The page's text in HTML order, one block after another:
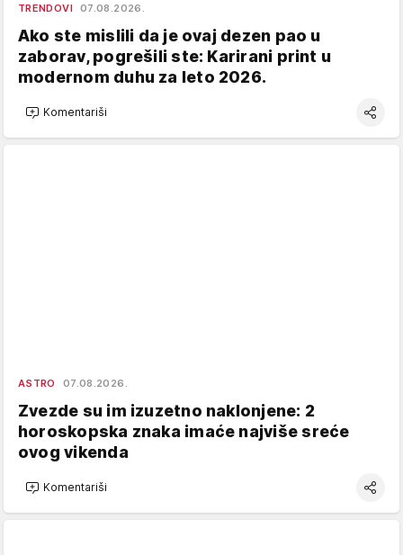
TRENDOVI 07.08.2026.
Ako ste mislili da je ovaj dezen pao u
zaborav, pogrešili ste: Karirani print u
modernom duhu za leto 2026.
Komentariši
ASTRO 07.08.2026.
Zvezde su im izuzetno naklonjene: 2
horoskopska znaka imaće najviše sreće
ovog vikenda
Komentariši